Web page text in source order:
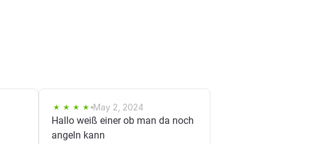
May 2, 2024
Hallo weiß einer ob man da noch
angeln kann